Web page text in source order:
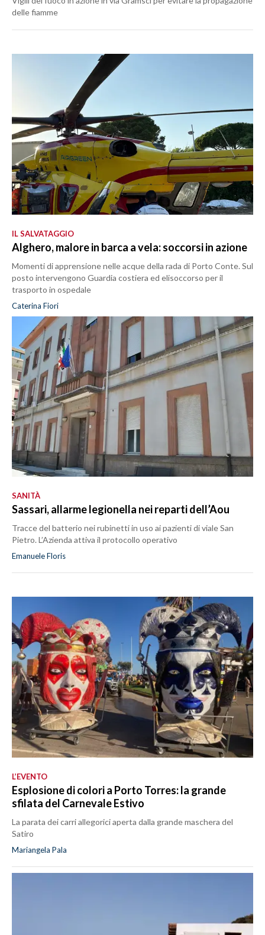
delle fiamme
IL SALVATAGGIO
Alghero, malore in barca a vela: soccorsi in azione
Momenti di apprensione nelle acque della rada di Porto Conte. Sul
posto intervengono Guardia costiera ed elisoccorso per il
trasporto in ospedale
Caterina Fiori
SANITÀ
Sassari, allarme legionella nei reparti dell’Aou
Tracce del batterio nei rubinetti in uso ai pazienti di viale San
Pietro. L’Azienda attiva il protocollo operativo
Emanuele Floris
L’EVENTO
Esplosione di colori a Porto Torres: la grande
sfilata del Carnevale Estivo
La parata dei carri allegorici aperta dalla grande maschera del
Satiro
Mariangela Pala